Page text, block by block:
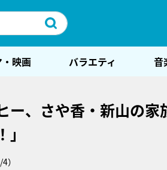
・映画 バラエティ 音
ー、さや香・新山の
）